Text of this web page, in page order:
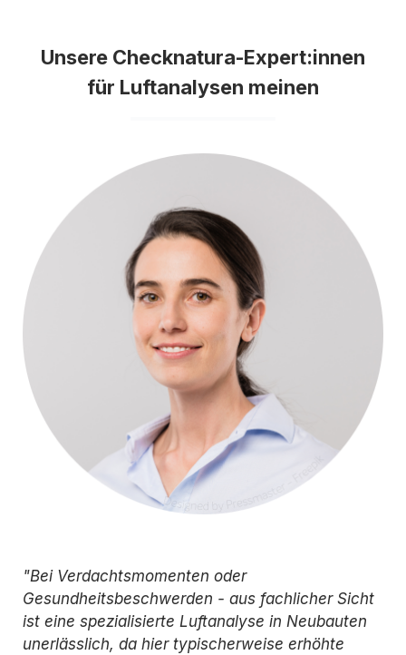
Unsere Checknatura-Expert:innen
für Luftanalysen meinen
"Bei Verdachtsmomenten oder
Gesundheitsbeschwerden - aus fachlicher Sicht
ist eine spezialisierte Luftanalyse in Neubauten
unerlässlich, da hier typischerweise erhöhte